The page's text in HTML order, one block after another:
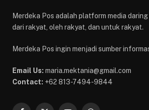
Merdeka Pos adalah platform media
dari rakyat, oleh rakyat, dan untuk rakyat.
Merdeka Pos ingin menjadi sumber
Email Us: maria.mektania@gmail.com
Contact: +62 813-7494-9844